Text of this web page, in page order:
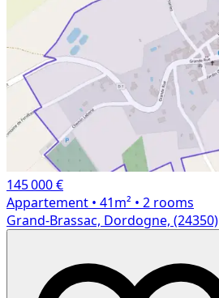
145 000 €
Appartement • 41m² • 2 rooms
Grand-Brassac, Dordogne, (24350)